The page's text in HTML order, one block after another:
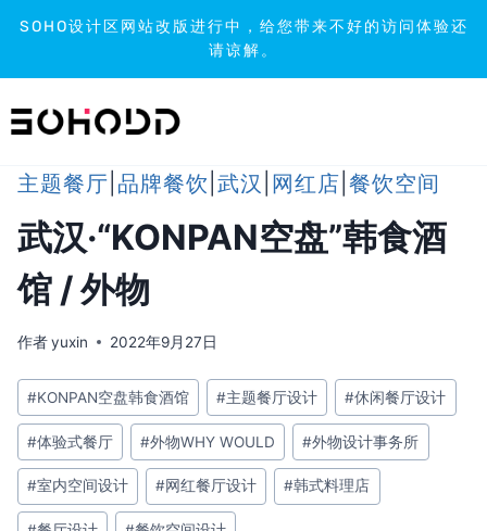
SOHO设计区网站改版进行中，给您带来不好的访问体验还
请谅解。
到
主题餐厅 品牌餐饮 武汉 网红店 餐饮空间
武汉·“KONPAN空盘”韩食酒
馆 / 外物
作者yuxin 2022年9月27日
文
章
标
签：
#KONPAN空盘韩食酒馆 #主题餐厅设计 #休闲餐厅设计
#体验式餐厅 #外物WHY WOULD #外物设计事务所
#室内空间设计 #网红餐厅设计 #韩式料理店